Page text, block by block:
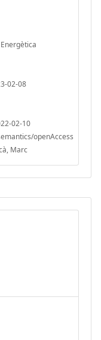
02-08
02-10
openAccess
Marc